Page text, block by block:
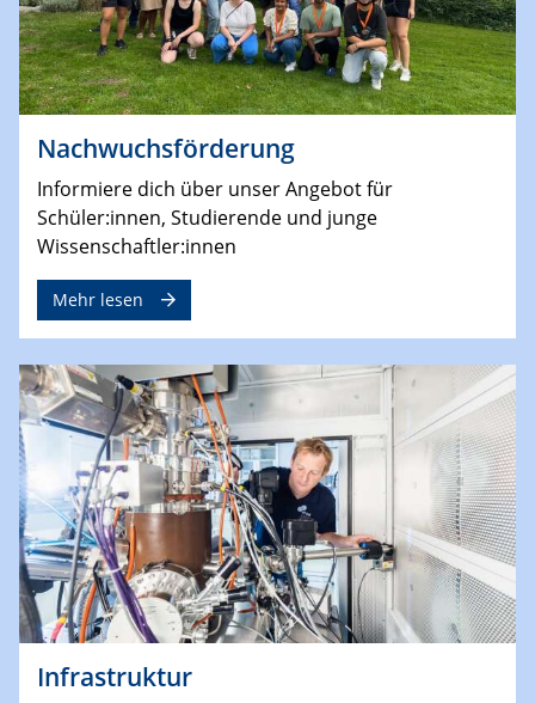
Nachwuchsförderung
Informiere dich über unser Angebot für
Schüler:innen, Studierende und junge
Wissenschaftler:innen
Mehr lesen
Infrastruktur